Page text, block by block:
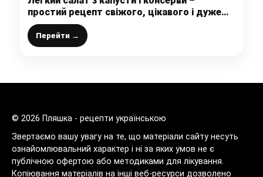
простий рецепт свіжого, цікавого і дуже
смачного салатику
Перейти →
© 2026 Пляшка - рецепти українською
Звертаємо вашу увагу на те, що матеріали сайту несуть
ознайомлювальний характер і ні за яких умов не є
публічною офертою або методиками для лікування.
Копіювання матеріалів на інші веб-ресурси дозволено